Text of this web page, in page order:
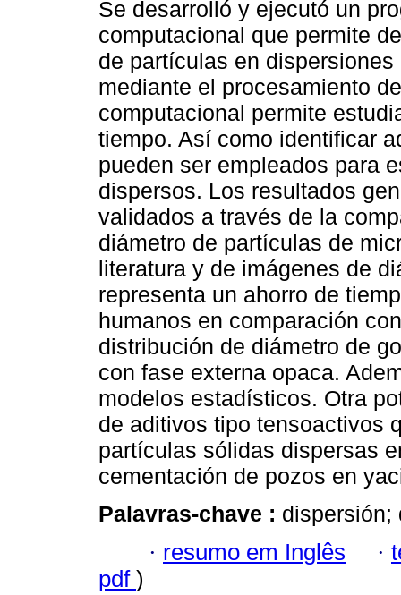
Se desarrolló y ejecutó un
computacional que permite
de partículas en
mediante el procesamiento
computacional permite
tiempo. Así como identificar
pueden ser empleados para
dispersos. Los resultados
validados a través de la
diámetro de partículas de
literatura y de imágenes de
representa un ahorro de
humanos en comparación
distribución de diámetro de
con fase externa opaca.
modelos estadísticos. Otra
de aditivos tipo tensoactivos
partículas sólidas dispersas
cementación de pozos en
Palavras-chave : dispersión;
· resumo em Inglês ·
pdf )